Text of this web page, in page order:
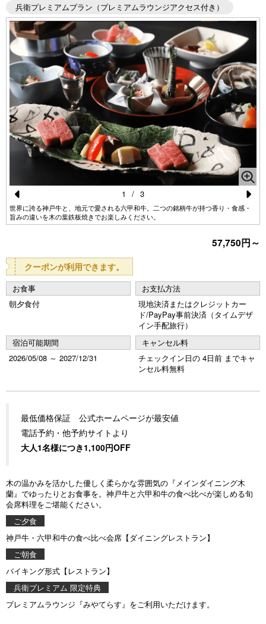
兵衛プレミアムプラン（プレミアムラウンジアクセス付き）
Pr
e
o
u
s
世界に誇る神戸牛と、地元で愛される六甲和牛。二つの銘柄牛が持つ香り・食感・
旨みの違いを木の葉鉄板焼きでお楽しみください。
N
e
xt
1 / 3
57,750円～
クーポンが利用できます。
お食事
朝夕食付
お支払方法
現地決済またはクレジットカー
ド/PayPay事前決済（タイムデザ
イン手配旅行）
宿泊可能期間
2026/05/08 ～ 2027/12/31
キャンセル料
チェックイン日の 4日前 までキャ
ンセル料無料
最低価格保証 公式ホームページが最安値
電話予約・他予約サイトより
大人1名様につき1,100円OFF
木の温かみを活かした優しく柔らかな雰囲気の『メインダイニング木
蘭』でゆったりとお食事を。神戸牛と六甲和牛の食べ比べが楽しめる旬
会席料理をご堪能ください。
ご夕食
神戸牛・六甲和牛の食べ比べ会席【ダイニングレストラン】
ご朝食
バイキング形式【レストラン】
兵衛プレミアム 限定特典
プレミアムラウンジ『みやてらす』をご利用いただけます。